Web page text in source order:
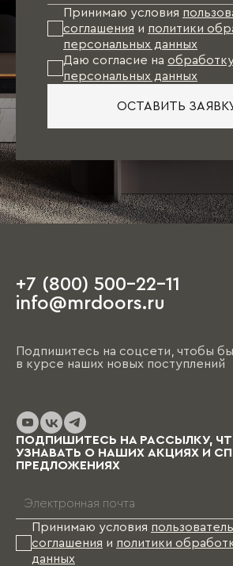
Принимаю условия
соглашения и политики
персональных данных
Даю согласие на
персональных данных
ОСТАВИТЬ
+7 (800) 500-22-11
info@mrdoors.ru
Подпишитесь на соцсети, чтобы
в курсе наших новых поступлений
ПОДПИШИТЕСЬ НА РАССЫЛКУ,
УЗНАВАТЬ О НАШИХ АКЦИЯХ И
ПРЕДЛОЖЕНИЯХ
Принимаю условия
соглашения и политики
данных